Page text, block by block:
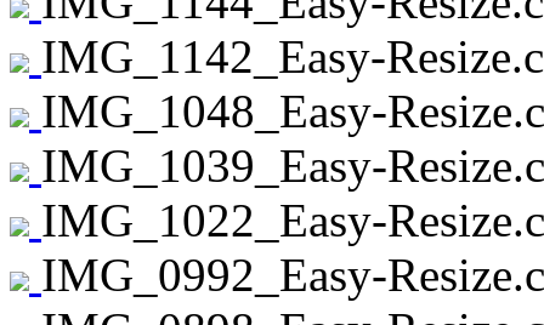
IMG_1142_Easy-
IMG_1048_Easy-
IMG_1039_Easy-
IMG_1022_Easy-
IMG_0992_Easy-